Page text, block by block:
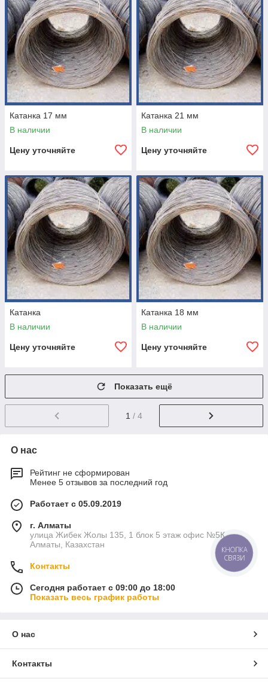
Катанка 17 мм
В наличии
Цену уточняйте
Катанка 21 мм
В наличии
Цену уточняйте
Катанка
В наличии
Цену уточняйте
Катанка 18 мм
В наличии
Цену уточняйте
Показать ещё
1 / 4
О нас
Рейтинг не сформирован
Менее 5 отзывов за последний год
Работает с 05.09.2019
г. Алматы
улица Жибек Жолы 135, 1 блок 5 этаж офис №5К,
Алматы, Казахстан
Контакты
Сегодня работает с 09:00 до 18:00
Показать весь график работы
О нас
Контакты
КНОПКА
СВЯЗИ